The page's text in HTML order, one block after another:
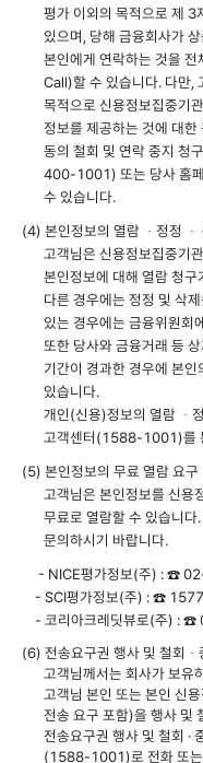
평가 이외의 목적으로 제 3
있으며, 당해 금융회사가
본인에게 연락하는 것을
Call)할 수 있습니다. 다만,
목적으로 신용정보집중기
정보를 제공하는 것에 대
동의 철회 및 연락 중지 청
400-1001) 또는 당사 홈
수 있습니다.
(4) 본인정보의 열람 ㆍ정정 ㆍ
고객님은 신용정보집중기
본인정보에 대해 열람 청
다른 경우에는 정정 및 삭
있는 경우에는 금융위원회
또한 당사와 금융거래 등
기간이 경과한 경우에 본
있습니다.
개인(신용)정보의 열람 ㆍ
고객센터(1588-1001)를
(5) 본인정보의 무료 열람 요구
고객님은 본인정보를 신용
무료로 열람할 수 있습니
문의하시기 바랍니다.
- NICE평가정보(주) : ☎
- SCI평가정보(주) : ☎
- 코리아크레딧뷰로(주) :
(6) 전송요구권 행사 및 철회ㆍ
고객님께서는 회사가 보유
고객님 본인 또는 본인 신
전송 요구 포함)을 행사 및
전송요구권 행사 및 철회 ·
(1588-1001)로 전화 또는